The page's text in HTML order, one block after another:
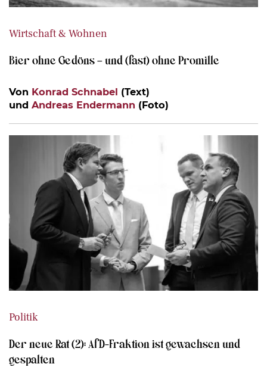
Wirtschaft & Wohnen
Bier ohne Gedöns – und (fast) ohne Promille
Von Konrad Schnabel (Text)
und Andreas Endermann (Foto)
Politik
Der neue Rat (2): AfD-Fraktion ist gewachsen und
gespalten